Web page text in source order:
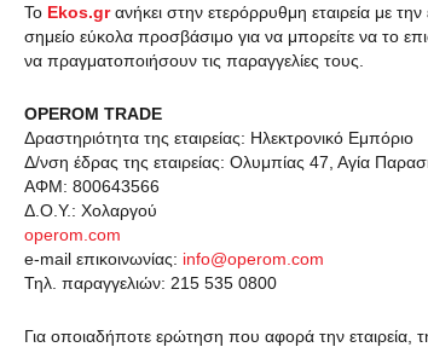
Το Ekos.grανήκει στην ετερόρρυθμη εταιρεία με
σημείο εύκολα προσβάσιμο για να μπορείτε να το
να πραγματοποιήσουν τις παραγγελίες τους.
OPEROM TRADE
Δραστηριότητα της εταιρείας: Ηλεκτρονικό Εμπόριο
Δ/νση έδρας της εταιρείας: Ολυμπίας 47, Αγία
ΑΦΜ: 800643566
Δ.Ο.Υ.: Χολαργού
operom.com
e-mail επικοινωνίας: info@operom.com
Τηλ. παραγγελιών: 215 535 0800
Για οποιαδήποτε ερώτηση που αφορά την εταιρεία,